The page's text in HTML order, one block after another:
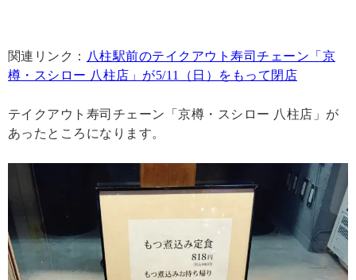
関連リンク： 八柱駅前のテイクアウト寿司チェーン「京
樽・スシロー 八柱店」が5/11（日）をもって閉店
テイクアウト寿司チェーン「京樽・スシロー 八柱店」が
あったところになります。